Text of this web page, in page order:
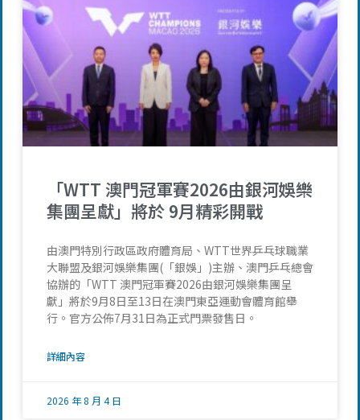
「WTT 澳門冠軍賽2026由銀河娛樂
集團呈獻」將於 9月精彩開戰
由澳門特別行政區政府體育局、WTT世界乒乓球職業
大聯盟及銀河娛樂集團(「銀娛」)主辦、澳門乒乓總會
協辦的「WTT 澳門冠軍賽2026由銀河娛樂集團呈
獻」將於9月8日至13日在澳門東亞運動會體育館舉
行。官方公佈7月31日為正式門票發售日。
詳細內容
2026 年 8 月 4 日